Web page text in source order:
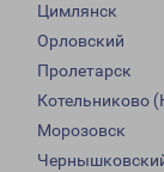
Цимлянск
Орловский
Пролетарск
Котельниково
Морозовск